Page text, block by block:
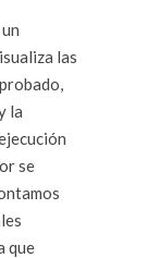
las
la
se
que